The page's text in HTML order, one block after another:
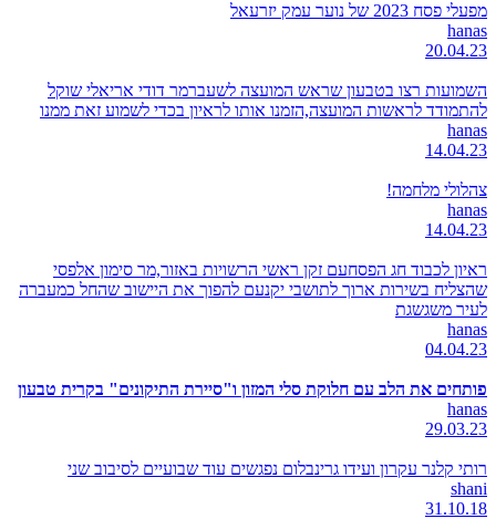
מפעלי פסח 2023 של נוער עמק יזרעאל
hanas
20.04.23
השמועות רצו בטבעון שראש המועצה לשעברמר דודי אריאלי שוקל
להתמודד לראשות המועצה,הזמנו אותו לראיון בכדי לשמוע זאת ממנו
hanas
14.04.23
צהלולי מלחמה!
hanas
14.04.23
ראיון לכבוד חג הפסחעם זקן ראשי הרשויות באזור,מר סימון אלפסי
שהצליח בשירות ארוך לתושבי יקנעם להפוך את היישוב שהחל כמעברה
לעיר משגשגת
hanas
04.04.23
פותחים את הלב עם חלוקת סלי המזון ו"סיירת התיקונים" בקרית טבעון
hanas
29.03.23
רותי קלנר עקרון ועידו גרינבלום נפגשים עוד שבועיים לסיבוב שני
shani
31.10.18